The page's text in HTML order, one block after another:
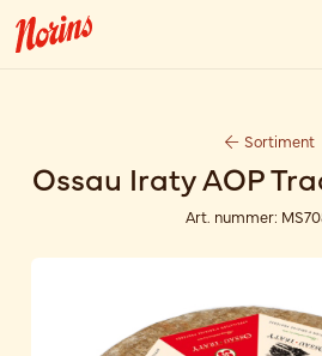
Sortiment
Ossau Iraty AOP
Art. nummer: